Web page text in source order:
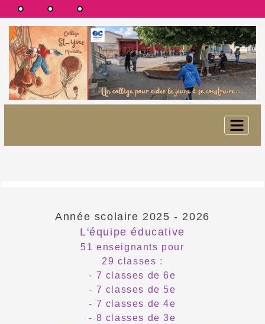
Année scolaire 2025 - 2026
L'équipe éducative
51 enseignants pour
29 classes :
- 7 classes de 6e
- 7 classes de 5e
- 7 classes de 4e
- 8 classes de 3e